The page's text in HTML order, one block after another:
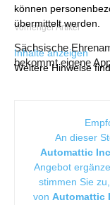
können
übermittelt werden.
Inhalte anzeigen
Weitere Hinweise
Vorheriger Artikel
Sächsische
bekommt eigene
An dieser
Automattic
Angebot
stimmen Sie
von Automattic